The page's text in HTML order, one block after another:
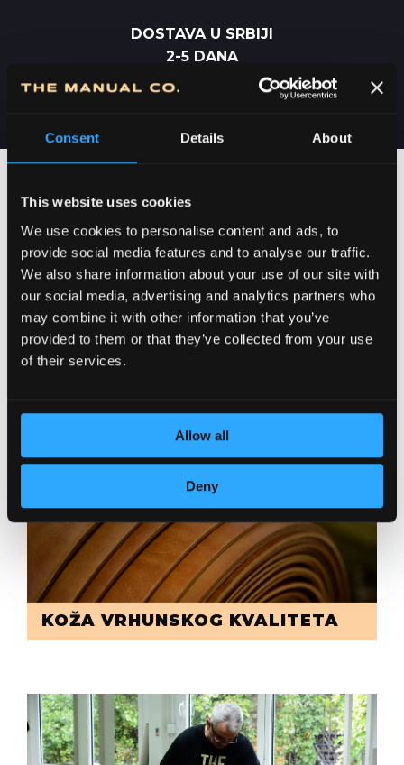
Consent Details About
This website uses cookies
We use cookies to personalise content and ads, to
provide social media features and to analyse our traffic.
We also share information about your use of our site with
our social media, advertising and analytics partners who
may combine it with other information that you’ve
provided to them or that they’ve collected from your use
of their services.
Allow all
Deny
DOSTAVA U SRBIJI
2-5 DANA
POSVEĆENOST DETALJIMA
KOŽA VRHUNSKOG KVALITETA